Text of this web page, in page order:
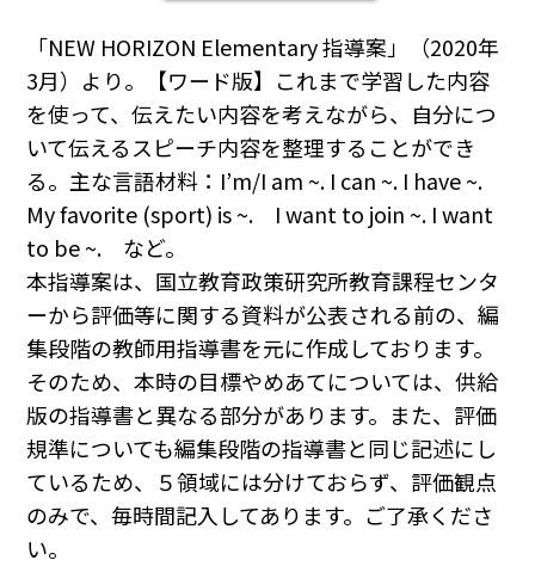
「NEW HORIZON Elementary 指導案」（2020年
3月）より。【ワード版】これまで学習した内容
を使って、伝えたい内容を考えながら、自分につ
いて伝えるスピーチ内容を整理することができ
る。主な言語材料：I’m/I am ~. I can ~. I have ~.
My favorite (sport) is ~. I want to join ~. I want
to be ~. など。
本指導案は、国立教育政策研究所教育課程センタ
ーから評価等に関する資料が公表される前の、編
集段階の教師用指導書を元に作成しております。
そのため、本時の目標やめあてについては、供給
版の指導書と異なる部分があります。また、評価
規準についても編集段階の指導書と同じ記述にし
ているため、５領域には分けておらず、評価観点
のみで、毎時間記入してあります。ご了承くださ
い。